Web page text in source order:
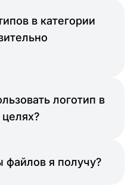
в категории
логотип в
файлов я получу?